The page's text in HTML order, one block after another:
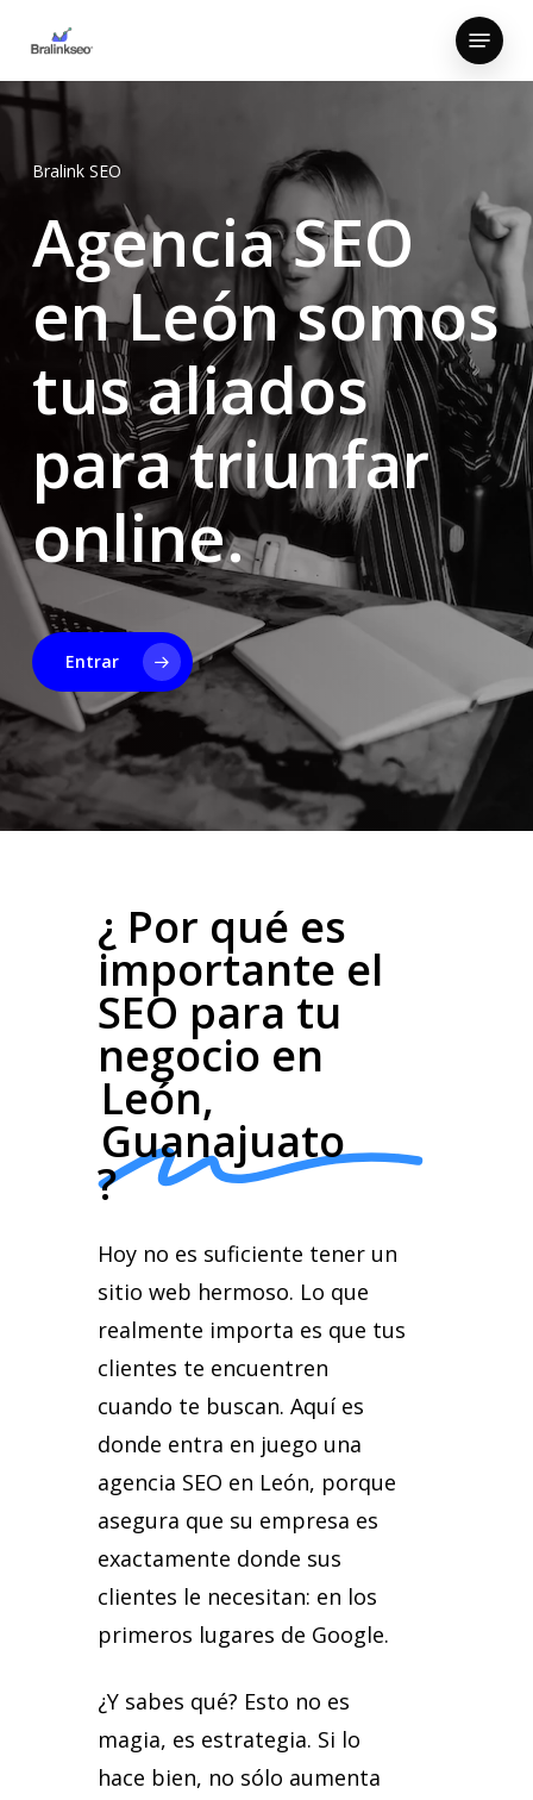
main
content
Menu
Bralink SEO
Agencia SEO
en León somos
tus aliados
para triunfar
online.
Entrar
¿ Por qué es
importante el
SEO para tu
negocio en
León,
Guanajuato
?
Hoy no es suficiente tener un
sitio web hermoso. Lo que
realmente importa es que tus
clientes te encuentren
cuando te buscan. Aquí es
donde entra en juego una
agencia SEO en León, porque
asegura que su empresa es
exactamente donde sus
clientes le necesitan: en los
primeros lugares de Google.
¿Y sabes qué? Esto no es
magia, es estrategia. Si lo
hace bien, no sólo aumenta